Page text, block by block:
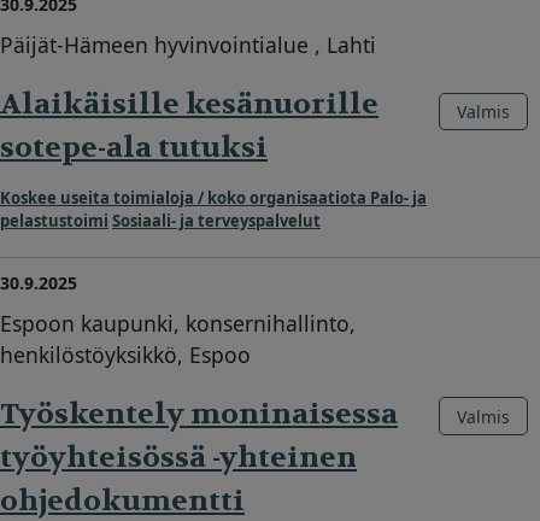
Päijät-Hämeen hyvinvointialue , Lahti
Alaikäisille kesänuorille
sotepe-ala tutuksi
Koskee useita toimialoja / koko organisaatiota Palo- ja
pelastustoimi Sosiaali- ja terveyspalvelut
Valmis
30.9.2025
Espoon kaupunki, konsernihallinto,
henkilöstöyksikkö, Espoo
Työskentely moninaisessa
työyhteisössä -yhteinen
ohjedokumentti
Valmis